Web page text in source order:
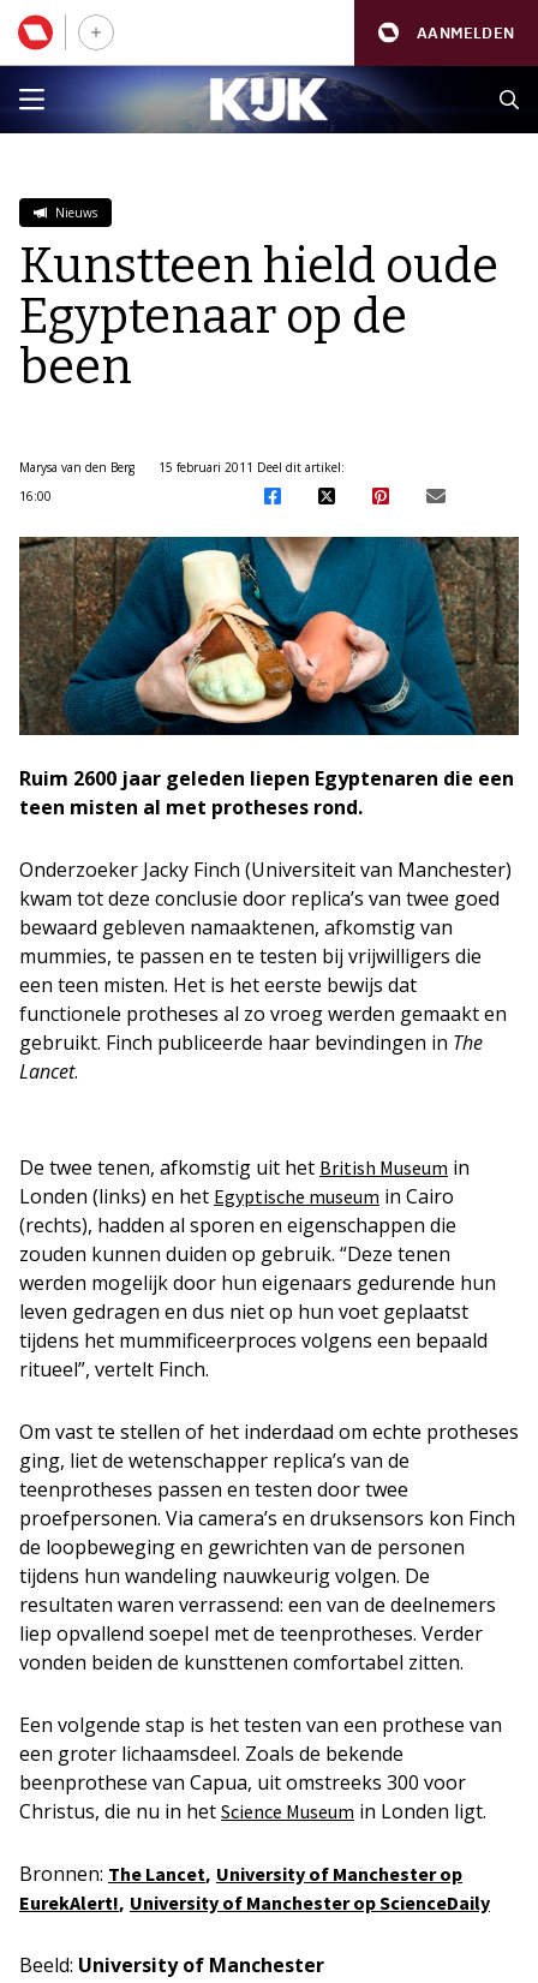
AANMELDEN
Nieuws
Kunstteen hield oude
Egyptenaar op de
been
Marysa van den Berg
15 februari 2011
16:00
Deel dit artikel:
Ruim 2600 jaar geleden liepen Egyptenaren die een
teen misten al met protheses rond.
Onderzoeker Jacky Finch (Universiteit van Manchester)
kwam tot deze conclusie door replica’s van twee goed
bewaard gebleven namaaktenen, afkomstig van
mummies, te passen en te testen bij vrijwilligers die
een teen misten. Het is het eerste bewijs dat
functionele protheses al zo vroeg werden gemaakt en
gebruikt. Finch publiceerde haar bevindingen in The
Lancet.
De twee tenen, afkomstig uit het British Museum in
Londen (links) en het Egyptische museum in Cairo
(rechts), hadden al sporen en eigenschappen die
zouden kunnen duiden op gebruik. “Deze tenen
werden mogelijk door hun eigenaars gedurende hun
leven gedragen en dus niet op hun voet geplaatst
tijdens het mummificeerproces volgens een bepaald
ritueel”, vertelt Finch.
Om vast te stellen of het inderdaad om echte protheses
ging, liet de wetenschapper replica’s van de
teenprotheses passen en testen door twee
proefpersonen. Via camera’s en druksensors kon Finch
de loopbeweging en gewrichten van de personen
tijdens hun wandeling nauwkeurig volgen. De
resultaten waren verrassend: een van de deelnemers
liep opvallend soepel met de teenprotheses. Verder
vonden beiden de kunsttenen comfortabel zitten.
Een volgende stap is het testen van een prothese van
een groter lichaamsdeel. Zoals de bekende
beenprothese van Capua, uit omstreeks 300 voor
Christus, die nu in het Science Museum in Londen ligt.
Bronnen: The Lancet, University of Manchester op
EurekAlert!, University of Manchester op ScienceDaily
Beeld: University of Manchester